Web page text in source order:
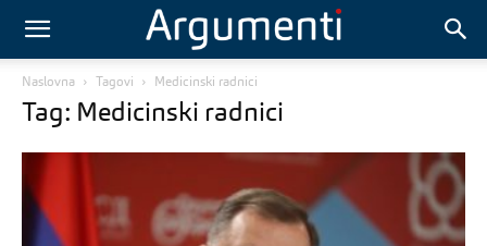
Naslovna Tagovi Medicinski radnici
Tag: Medicinski radnici